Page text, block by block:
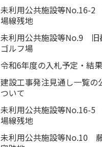
未利用公共施設等No.16-
場線残地
未利用公共施設等No.9 旧
ゴルフ場
令和6年度の入札予定・結
建設工事発注見通し一覧の
ついて
未利用公共施設等No.16-
場線残地
未利用公共施設等No.10